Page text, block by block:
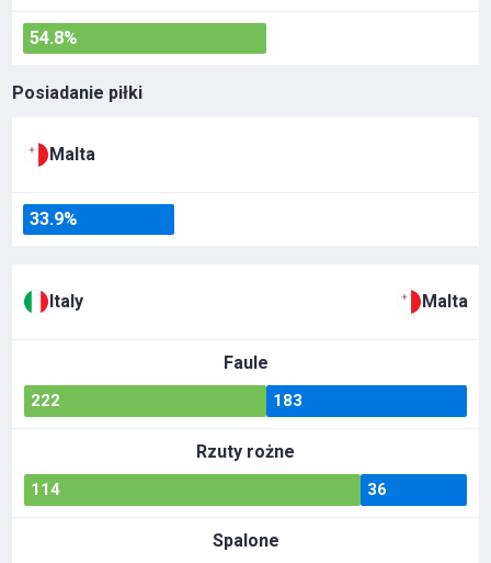
54.8%
Posiadanie piłki
Malta
33.9%
Italy Malta
Faule
222 183
Rzuty rożne
114 36
Spalone